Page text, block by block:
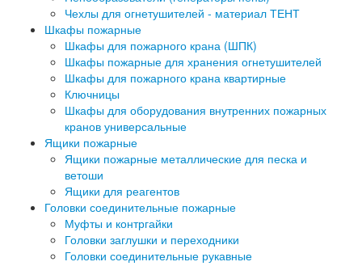
Чехлы для огнетушителей - материал ТЕНТ
Шкафы пожарные
Шкафы для пожарного крана (ШПК)
Шкафы пожарные для хранения огнетушителей
Шкафы для пожарного крана квартирные
Ключницы
Шкафы для оборудования внутренних пожарных
кранов универсальные
Ящики пожарные
Ящики пожарные металлические для песка и
ветоши
Ящики для реагентов
Головки соединительные пожарные
Муфты и контргайки
Головки заглушки и переходники
Головки соединительные рукавные